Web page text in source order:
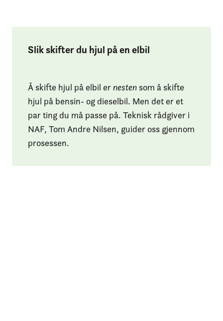
Slik skifter du hjul på en elbil
Å skifte hjul på elbil ernestensom å skifte
hjul på bensin- og dieselbil. Men det er et
par ting du må passe på. Teknisk rådgiver i
NAF, Tom Andre Nilsen, guider oss gjennom
prosessen.